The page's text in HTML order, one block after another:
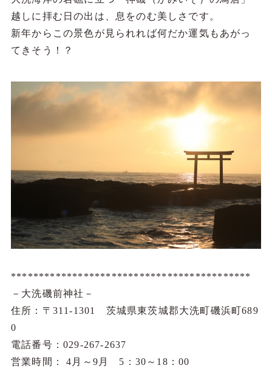
越しに拝む日の出は、息をのむ美しさです。
新年からこの景色が見られれば何だか運気もあがっ
てきそう！？
*******************************************
－大洗磯前神社－
住所：〒311-1301 茨城県東茨城郡大洗町磯浜町689
0
電話番号：029-267-2637
営業時間： 4月～9月 5：30～18：00